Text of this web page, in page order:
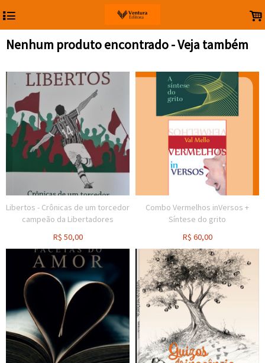
4 .
Nenhum produto encontrado - Veja também
Libertos - Crônicas de um torcedor
campeão da Libertadores
R$ 50,00
Combo Vermelhos inVersos +
Síntese do grito
R$ 60,00